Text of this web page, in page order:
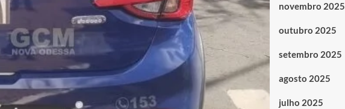
novembro 2025
outubro 2025
setembro 2025
agosto 2025
julho 2025